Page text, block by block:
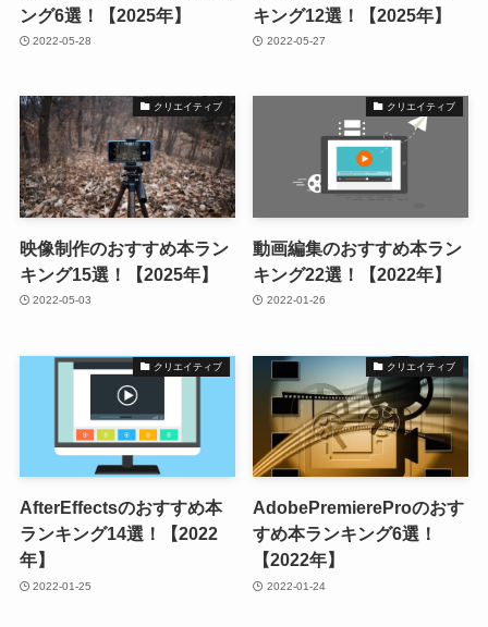
ング6選！【2025年】
2022-05-28
キング12選！【2025年】
2022-05-27
クリエイティブ
映像制作のおすすめ本ラン
キング15選！【2025年】
2022-05-03
クリエイティブ
動画編集のおすすめ本ラン
キング22選！【2022年】
2022-01-26
クリエイティブ
AfterEffectsのおすすめ本
ランキング14選！【2022
年】
2022-01-25
クリエイティブ
AdobePremiereProのおす
すめ本ランキング6選！
【2022年】
2022-01-24